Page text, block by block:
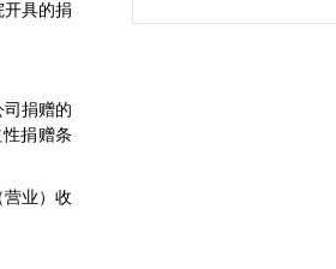
具的捐
捐赠的
捐赠条
业）收
宽制度的指导意见》的通
涉税中介福州金汇鑫财税